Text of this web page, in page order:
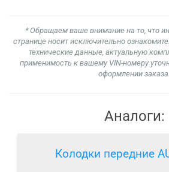
* Обращаем ваше внимание на то, что
странице носит исключительно
технические данные, актуальную
применимость к вашему VIN-номеру
оформлении заказа.
Аналоги:
Колодки передние